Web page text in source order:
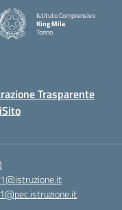
Istituto Comprensivo
King Mila
Torino
Trasparente
Sito